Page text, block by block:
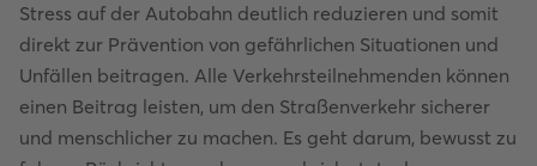
Stress auf der Autobahn deutlich reduzieren und somit
direkt zur Prävention von gefährlichen Situationen und
Unfällen beitragen. Alle Verkehrsteilnehmenden können
einen Beitrag leisten, um den Straßenverkehr sicherer
und menschlicher zu machen. Es geht darum, bewusst zu